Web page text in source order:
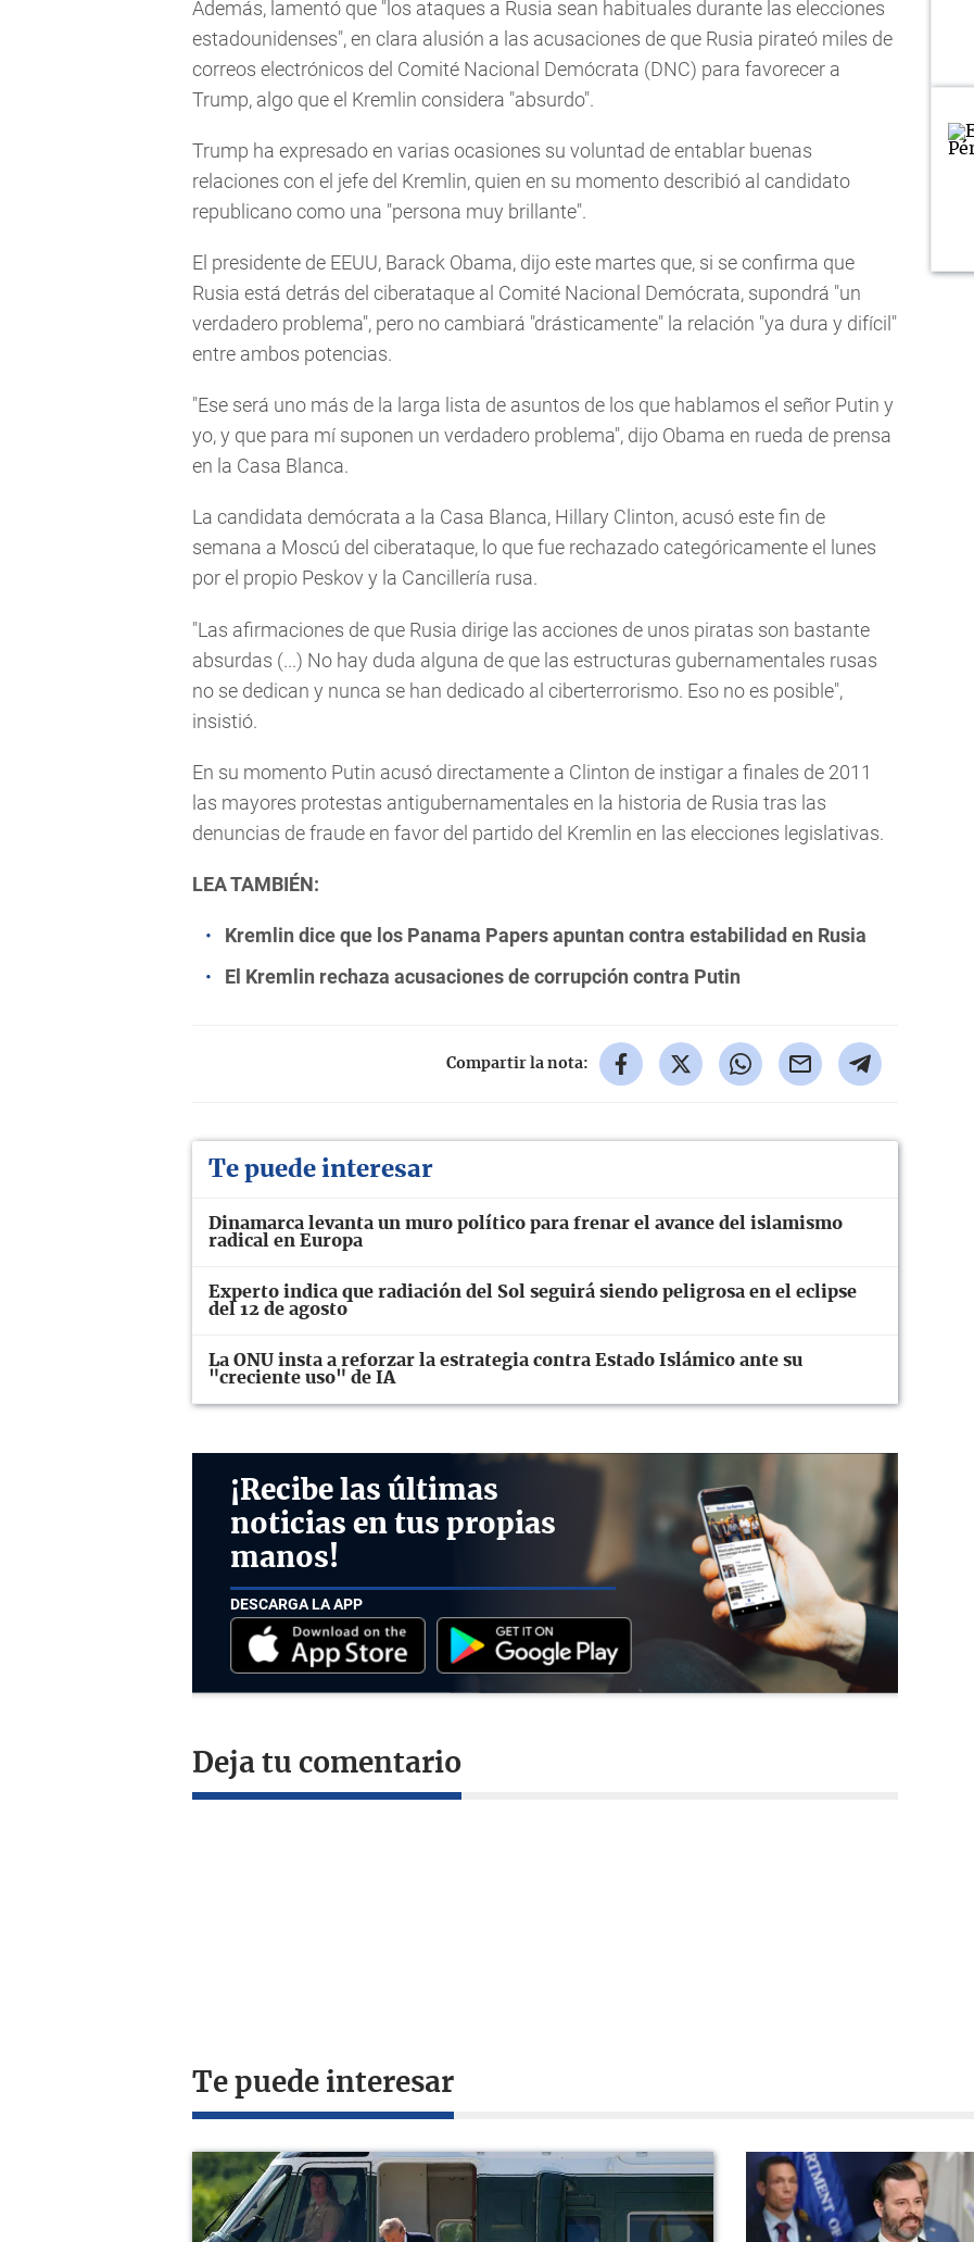
Además, lamentó que "los ataques a Rusia sean habituales durante las elecciones
estadounidenses", en clara alusión a las acusaciones de que Rusia pirateó miles de
correos electrónicos del Comité Nacional Demócrata (DNC) para favorecer a
Trump, algo que el Kremlin considera "absurdo".
Trump ha expresado en varias ocasiones su voluntad de entablar buenas
relaciones con el jefe del Kremlin, quien en su momento describió al candidato
republicano como una "persona muy brillante".
El presidente de EEUU, Barack Obama, dijo este martes que, si se confirma que
Rusia está detrás del ciberataque al Comité Nacional Demócrata, supondrá "un
verdadero problema", pero no cambiará "drásticamente" la relación "ya dura y difícil"
entre ambos potencias.
"Ese será uno más de la larga lista de asuntos de los que hablamos el señor Putin y
yo, y que para mí suponen un verdadero problema", dijo Obama en rueda de prensa
en la Casa Blanca.
La candidata demócrata a la Casa Blanca, Hillary Clinton, acusó este fin de
semana a Moscú del ciberataque, lo que fue rechazado categóricamente el lunes
por el propio Peskov y la Cancillería rusa.
"Las afirmaciones de que Rusia dirige las acciones de unos piratas son bastante
absurdas (...) No hay duda alguna de que las estructuras gubernamentales rusas
no se dedican y nunca se han dedicado al ciberterrorismo. Eso no es posible",
insistió.
En su momento Putin acusó directamente a Clinton de instigar a finales de 2011
las mayores protestas antigubernamentales en la historia de Rusia tras las
denuncias de fraude en favor del partido del Kremlin en las elecciones legislativas.
LEA TAMBIÉN:
Kremlin dice que los Panama Papers apuntan contra estabilidad en Rusia
El Kremlin rechaza acusaciones de corrupción contra Putin
Compartir la nota:
Te puede interesar
Dinamarca levanta un muro político para frenar el avance del islamismo
radical en Europa
Experto indica que radiación del Sol seguirá siendo peligrosa en el eclipse
del 12 de agosto
La ONU insta a reforzar la estrategia contra Estado Islámico ante su
"creciente uso" de IA
¡Recibe las últimas
noticias en tus propias
manos!
DESCARGA LA APP
Deja tu comentario
Te puede interesar